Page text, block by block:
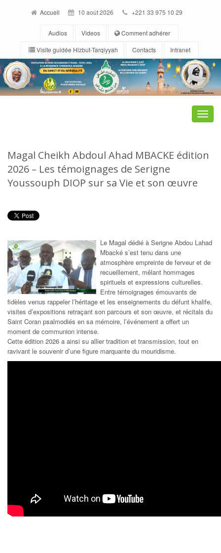
Accueil 10 août 2026 +221 33 975 10 29
Audios Videos
Comment adhérer
Visite guidée Hizbut-Tarqiyyah
Contacts Intranet
Toggle
Magal Cheikh Abdoul Ahad MBACKE édition
2026 – Les témoignages de Serigne
Youssouph DIOP sur sa Vie et son œuvre
Le Magal dédié à Serigne Abdou Lahad
Mbacké s’est tenu dans une
atmosphère empreinte de ferveur et de
recueillement, mêlant hommages
spirituels et expressions culturelles.
Entre témoignages émouvants de
fidèles venus rappeler l’héritage et les enseignements du défunt khalife,
visites d’expositions retraçant son parcours et son œuvre, et récitals du
Saint Coran psalmodiés en sa mémoire, l’événement a offert un
moment de communion intense.
Cette édition 2026 a ainsi su allier tradition et transmission, tout en
ravivant le souvenir d’une figure marquante du mouridisme.